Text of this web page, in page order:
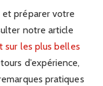
préparer votre
notre article
sur les plus belles
d’expérience,
pratiques